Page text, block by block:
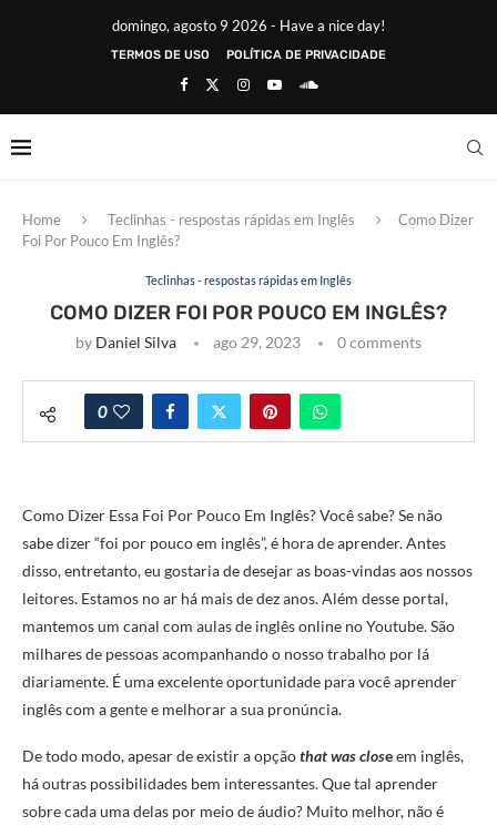
domingo, agosto 9 2026 - Have a nice day!
TERMOS DE USO POLÍTICA DE PRIVACIDADE
Home Teclinhas - respostas rápidas em Inglês
Como Dizer
Foi Por Pouco Em Inglês?
Teclinhas - respostas rápidas em Inglês
COMO DIZER FOI POR POUCO EM INGLÊS?
by Daniel Silva ago 29, 2023 0 comments
0
Como Dizer Essa Foi Por Pouco Em Inglês? Você sabe? Se não
sabe dizer “foi por pouco em inglês”, é hora de aprender. Antes
disso, entretanto, eu gostaria de desejar as boas-vindas aos nossos
leitores. Estamos no ar há mais de dez anos. Além desse portal,
mantemos um canal com aulas de inglês online no Youtube. São
milhares de pessoas acompanhando o nosso trabalho por lá
diariamente. É uma excelente oportunidade para você aprender
inglês com a gente e melhorar a sua pronúncia.
De todo modo, apesar de existir a opçãothat was closeem inglês,
há outras possibilidades bem interessantes. Que tal aprender
sobre cada uma delas por meio de áudio? Muito melhor, não é